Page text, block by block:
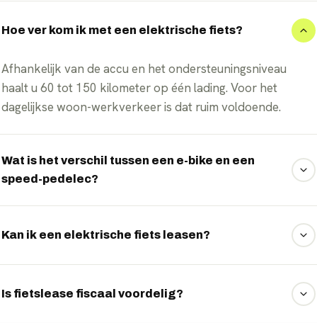
Hoe ver kom ik met een elektrische fiets?
Afhankelijk van de accu en het ondersteuningsniveau
haalt u 60 tot 150 kilometer op één lading. Voor het
dagelijkse woon-werkverkeer is dat ruim voldoende.
Wat is het verschil tussen een e-bike en een
speed-pedelec?
pedelec tot 45 km/u. Voor een speed-pedelec gelden
Kan ik een elektrische fiets leasen?
inclusief onderhoud en verzekering. Ook financieren is
Is fietslease fiscaal voordelig?